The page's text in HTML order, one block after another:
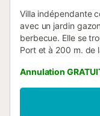
Villa indépendante
avec un jardin
berbecue. Elle se
Port et à 200 m. de
sur une terrasse
une chambre avec
lits simples, une
salle de bains
Annulation